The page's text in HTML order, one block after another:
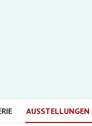
AUSSTELLUNGEN